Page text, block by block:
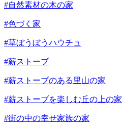
#自然素材の木の家
#色づく家
#草ぼうぼうハウチュ
#薪ストーブ
#薪ストーブのある里山の家
#薪ストーブを楽しむ丘の上の家
#街の中の幸せ家族の家